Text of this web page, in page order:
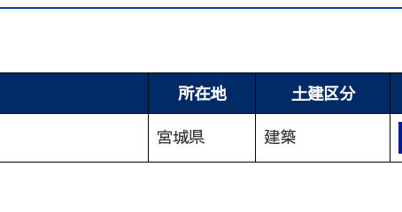
所在地 土建区分
宮城県 建築